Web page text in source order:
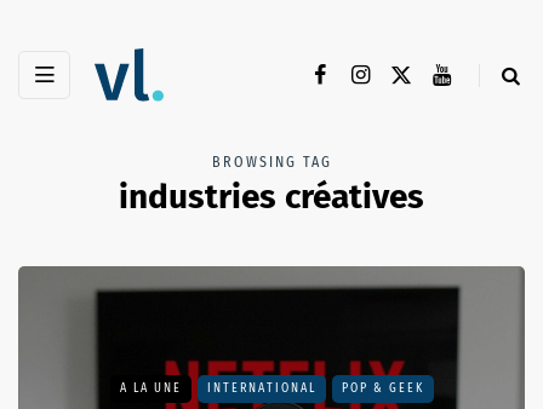
BROWSING TAG
industries créatives
A LA UNE INTERNATIONAL POP & GEEK